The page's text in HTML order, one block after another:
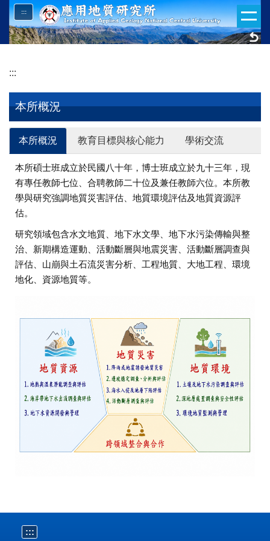
跳
到
主
:::
:::
本所概況
本所概況 教育目標與核心能力 學術交流
本所碩士班成立於民國八十年，博士班成立於九十三年，現
有專任教師七位、合聘教師二十位及兼任教師六位。本所教
學與研究強調地質災害評估、地質環境評估及地質資源評
估。
研究領域包含水文地質、地下水文學、地下水污染傳輸與整
治、新期構造運動、活動斷層與地震災害、活動斷層調查與
評估、山崩與土石流災害分析、工程地質、大地工程、環境
地化、資源地質等。
:::